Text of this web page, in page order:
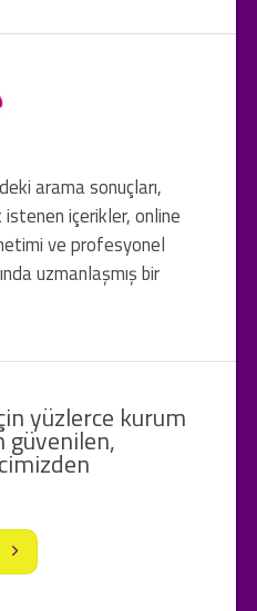
arama sonuçları,
içerikler, online
ve profesyonel
uzmanlaşmış bir
yüzlerce kurum
güvenilen,